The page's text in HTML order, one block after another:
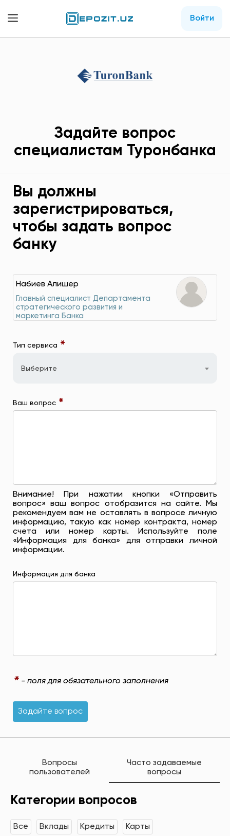
Войти
Задайте вопрос
специалистам Туронбанка
Вы должны
зарегистрироваться,
чтобы задать вопрос
банку
Набиев Алишер
Главный специалист Департамента
стратегического развития и
маркетинга Банка
Тип сервиса *
Выберите
Ваш вопрос *
Внимание! При нажатии кнопки «Отправить
вопрос» ваш вопрос отобразится на сайте. Мы
рекомендуем вам не оставлять в вопросе личную
информацию, такую ​​как номер контракта, номер
счета или номер карты. Используйте поле
«Информация для банка» для отправки личной
информации.
Информация для банка
* - поля для обязательного заполнения
Задайте вопрос
Вопросы
пользователей
Часто задаваемые
вопросы
Категории вопросов
Все Вклады Кредиты Карты